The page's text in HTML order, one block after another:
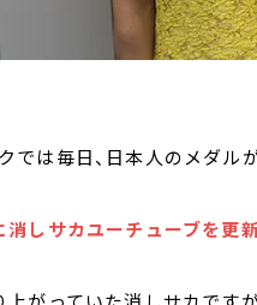
では毎日、日本人のメダル
消しサカユーチューブを更新